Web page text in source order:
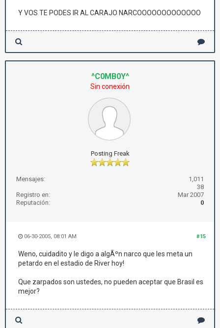
Y VOS TE PODES IR AL CARAJO NARCOOOOOOOOOOOOO
^C0MB0Y^
Sin conexión
Posting Freak
Mensajes:
1,011
38
Registro en:
Mar 2007
Reputación:
0
#15
06-30-2005, 08:01 AM
Weno, cuidadito y le digo a algÃºn narco que les meta un
petardo en el estadio de River hoy!
Que zarpados son ustedes, no pueden aceptar que Brasil es
mejor?